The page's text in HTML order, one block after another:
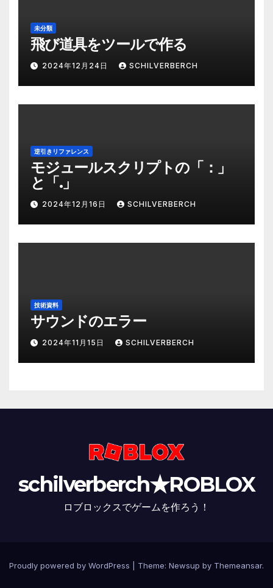
未分類
飛び道具をツールで作る
2024年12月24日 SCHILVERBERCH
逆引きリファレンス
モジュールスクリプトの「：」
と「.」
2024年12月16日 SCHILVERBERCH
技術資料
サウンドのエラー
2024年11月15日 SCHILVERBERCH
schilverberch★ROBLOX
ロブロックスでゲームを作ろう！
Proudly powered by WordPress Theme: Newsup by Themeansar.